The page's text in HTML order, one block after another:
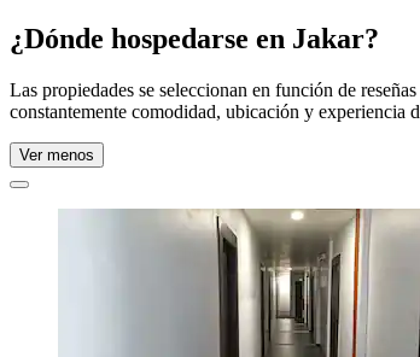
¿Dónde hospedarse en Jakar?
Las propiedades se seleccionan en función de
constantemente comodidad, ubicación y experiencia
Ver menos